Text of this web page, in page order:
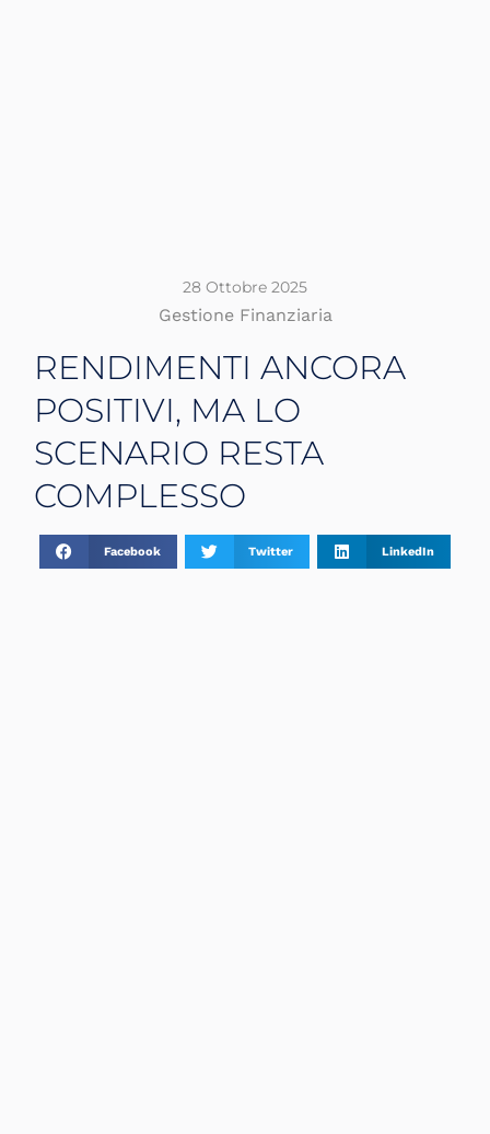
28 Ottobre 2025
Gestione Finanziaria
RENDIMENTI ANCORA
POSITIVI, MA LO
SCENARIO RESTA
COMPLESSO
Facebook Twitter LinkedIn